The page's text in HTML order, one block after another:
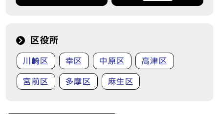
区役所
川崎区 幸区 中原区 高津区
宮前区 多摩区 麻生区